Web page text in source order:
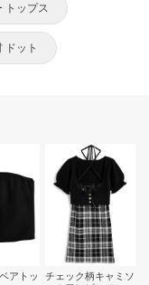
トップス
ドット
アトッ
チェック柄キャミソ